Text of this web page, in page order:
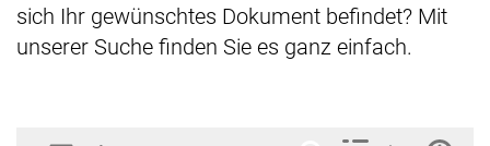
sich Ihr gewünschtes Dokument befindet? Mit
unserer Suche finden Sie es ganz einfach.